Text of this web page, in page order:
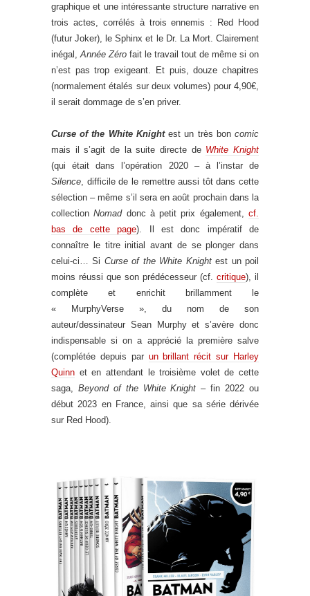
graphique et une intéressante structure narrative en
trois actes, corrélés à trois ennemis : Red Hood
(futur Joker), le Sphinx et le Dr. La Mort. Clairement
inégal,Année Zéro fait le travail tout de même si on
n’est pas trop exigeant. Et puis, douze chapitres
(normalement étalés sur deux volumes) pour 4,90€,
il serait dommage de s’en priver.
Curse of the White Knightest un très boncomic
mais il s’agit de la suite directe de White Knight
(qui était dans l’opération 2020 – à l’instar de
Silence, difficile de le remettre aussi tôt dans cette
sélection – même s’il sera en août prochain dans la
collectionNomaddonc à petit prix également,cf.
bas de cette page). Il est donc impératif de
connaître le titre initial avant de se plonger dans
celui-ci… Si Curse of the White Knightest un poil
moins réussi que son prédécesseur (cf. critique), il
complète et enrichit brillamment le
« MurphyVerse », du nom de son
auteur/dessinateur Sean Murphy et s’avère donc
indispensable si on a apprécié la première salve
(complétée depuis par un brillant récit sur Harley
Quinn et en attendant le troisième volet de cette
saga, Beyond of the White Knight – fin 2022 ou
début 2023 en France, ainsi que sa série dérivée
sur Red Hood).